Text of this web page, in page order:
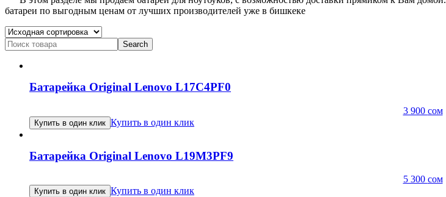
батареи по выгодным ценам от лучших производителей уже в бишкеке
Search
for:
Батарейка Original Lenovo L17C4PF0
3 900 сом
Купить в один клик Купить в один клик
Батарейка Original Lenovo L19M3PF9
5 300 сом
Купить в один клик Купить в один клик